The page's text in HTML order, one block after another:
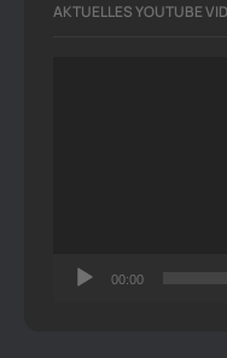
AKTUELLES YOUTUBE
00:00